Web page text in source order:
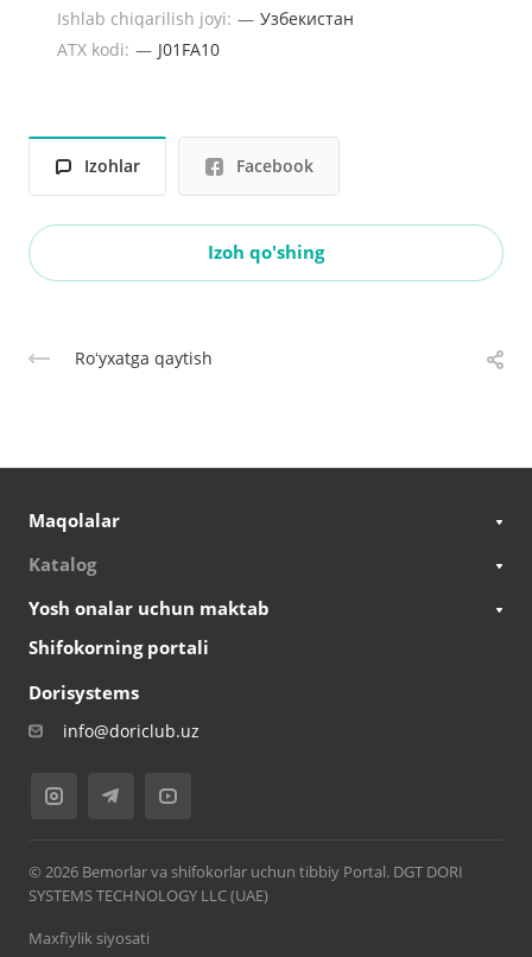
Ishlab chiqarilish joyi: — Узбекистан
ATX kodi: — J01FA10
Izohlar Facebook
Izoh qo'shing
Roʻyxatga qaytish
Maqolalar
Katalog
Yosh onalar uchun maktab
Shifokorning portali
Dorisystems
info@doriclub.uz
© 2026 Bemorlar va shifokorlar uchun tibbiy Portal. DGT DORI
SYSTEMS TECHNOLOGY LLC (UAE)
Maxfiylik siyosati